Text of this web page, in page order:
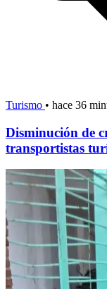
Turismo • hace 36
Disminución de
transportistas